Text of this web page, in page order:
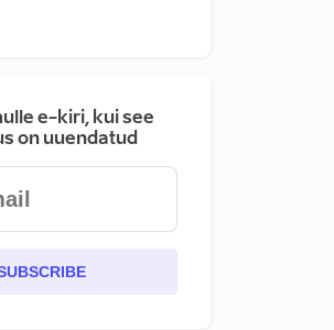
e-kiri, kui see
on uuendatud